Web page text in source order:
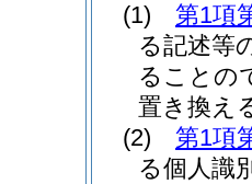
(1)
第1項
る記述等
ることの
置き換え
(2)
第1項
る個人識